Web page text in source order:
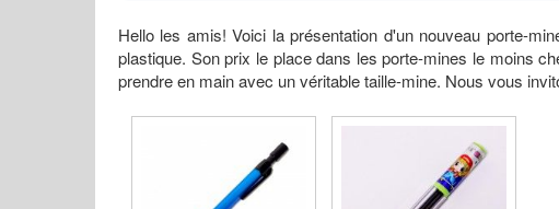
Hello les amis! Voici la présentation d'un nouveau porte-
plastique. Son prix le place dans les porte-mines le moins
prendre en main avec un véritable taille-mine. Nous vous